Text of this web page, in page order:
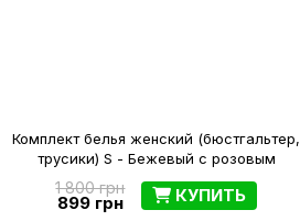
Комплект белья женский (бюстгальтер,
трусики) S - Бежевый с розовым
1 800 грн
899 грн КУПИТЬ